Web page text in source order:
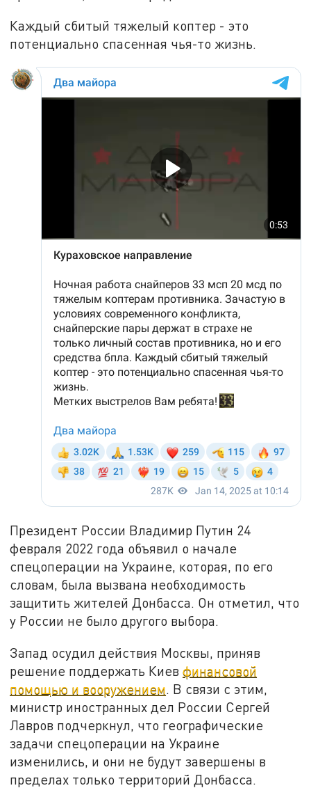
Каждый сбитый тяжелый коптер - это
потенциально спасенная чья-то жизнь.
Президент России Владимир Путин 24
февраля 2022 года объявил о начале
спецоперации на Украине, которая, по его
словам, была вызвана необходимость
защитить жителей Донбасса. Он отметил, что
у России не было другого выбора.
Запад осудил действия Москвы, приняв
решение поддержать Киевфинансовой
помощью и вооружением . В связи с этим,
министр иностранных дел России Сергей
Лавров подчеркнул, что географические
задачи спецоперации на Украине
изменились, и они не будут завершены в
пределах только территорий Донбасса.